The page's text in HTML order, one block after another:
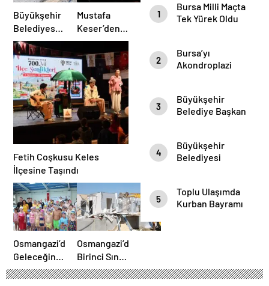
1
Bursa Milli Maçta
Tek Yürek Oldu
2
Bursa’yı
Akondroplazi
3
Büyükşehir
Belediye Başkan
Marşın
Bestecilerini
4
Büyükşehir
Belediyesi
“Aşure Bereket
Demektir”
5
Toplu Ulaşımda
Kurban Bayramı
Büyükşehir
Belediyesi
Harmancık’ta
Yolları
Yeniliyor
Mustafa
Keser’den
Müzik Dolu
Gece
Fetih Coşkusu Keles
İlçesine Taşındı
Osmangazi’de
Geleceğin
Yüzücüleri
Osmangazi’de
Birinci Sınıf
Tarım